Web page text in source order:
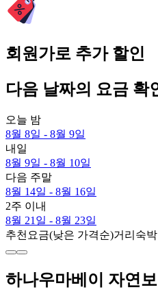
회원가로 추가 할인
다음 날짜의 요금 확
오늘 밤
8월 8일 - 8월 9일
내일
8월 9일 - 8월 10일
다음 주말
8월 14일 - 8월 16일
2주 이내
8월 21일 - 8월 23일
추천요금(낮은 가격순)거리 숙
하나우마베이 자연